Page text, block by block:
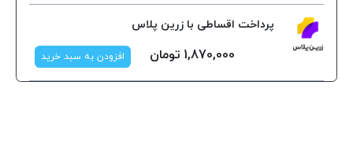
پرداخت اقساطی با زرین پلاس
1,870,000 تومان افزودن به سبد خرید